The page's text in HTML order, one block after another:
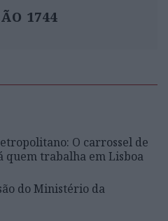
1744
O carrossel de
quem trabalha em Lisboa
do Ministério da